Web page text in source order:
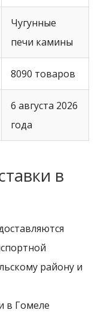
Чугунные
печи камины
8090 товаров
6 августа 2026
года
в
району и
в Гомеле